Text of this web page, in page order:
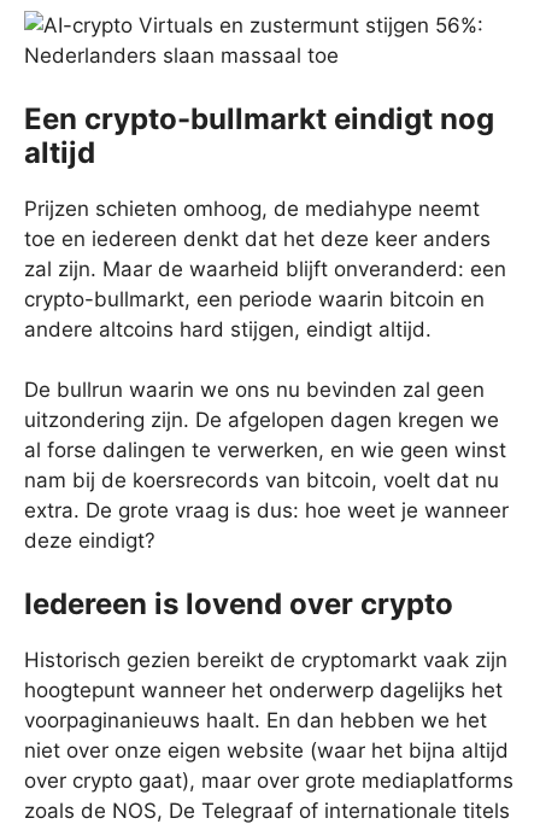
Een crypto-bullmarkt eindigt nog
altijd
Prijzen schieten omhoog, de mediahype neemt
toe en iedereen denkt dat het deze keer anders
zal zijn. Maar de waarheid blijft onveranderd: een
crypto-bullmarkt, een periode waarin bitcoin en
andere altcoins hard stijgen, eindigt altijd.
De bullrun waarin we ons nu bevinden zal geen
uitzondering zijn. De afgelopen dagen kregen we
al forse dalingen te verwerken, en wie geen winst
nam bij de koersrecords van bitcoin, voelt dat nu
extra. De grote vraag is dus: hoe weet je wanneer
deze eindigt?
Iedereen is lovend over crypto
Historisch gezien bereikt de cryptomarkt vaak zijn
hoogtepunt wanneer het onderwerp dagelijks het
voorpaginanieuws haalt. En dan hebben we het
niet over onze eigen website (waar het bijna altijd
over crypto gaat), maar over grote mediaplatforms
zoals de NOS, De Telegraaf of internationale titels